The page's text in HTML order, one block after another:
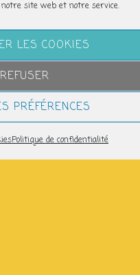
site web et notre service.
LES COOKIES
REFUSER
PRÉFÉRENCES
Politique de confidentialité